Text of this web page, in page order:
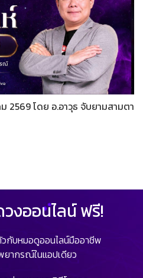
2569 โดย อ.อาวุธ จับยามสามตา
งออนไลน์ ฟรี!
กับหมอดูออนไลน์มืออาชีพ
ากรณ์ในแอปเดียว